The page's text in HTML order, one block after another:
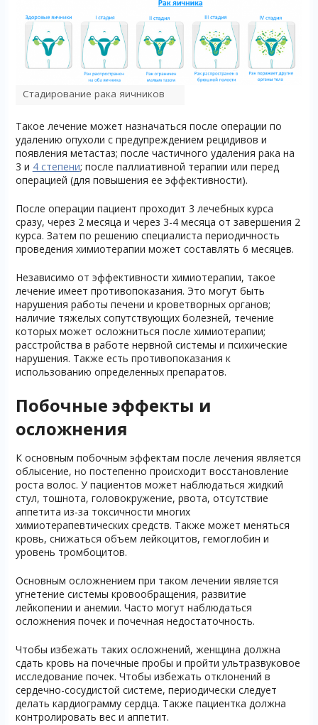
Стадирование рака яичников
Такое лечение может назначаться после операции по
удалению опухоли с предупреждением рецидивов и
появления метастаз; после частичного удаления рака на
3 и 4 степени; после паллиативной терапии или перед
операцией (для повышения ее эффективности).
После операции пациент проходит 3 лечебных курса
сразу, через 2 месяца и через 3-4 месяца от завершения 2
курса. Затем по решению специалиста периодичность
проведения химиотерапии может составлять 6 месяцев.
Независимо от эффективности химиотерапии, такое
лечение имеет противопоказания. Это могут быть
нарушения работы печени и кроветворных органов;
наличие тяжелых сопутствующих болезней, течение
которых может осложниться после химиотерапии;
расстройства в работе нервной системы и психические
нарушения. Также есть противопоказания к
использованию определенных препаратов.
Побочные эффекты и
осложнения
К основным побочным эффектам после лечения является
облысение, но постепенно происходит восстановление
роста волос. У пациентов может наблюдаться жидкий
стул, тошнота, головокружение, рвота, отсутствие
аппетита из-за токсичности многих
химиотерапевтических средств. Также может меняться
кровь, снижаться объем лейкоцитов, гемоглобин и
уровень тромбоцитов.
Основным осложнением при таком лечении является
угнетение системы кровообращения, развитие
лейкопении и анемии. Часто могут наблюдаться
осложнения почек и почечная недостаточность.
Чтобы избежать таких осложнений, женщина должна
сдать кровь на почечные пробы и пройти ультразвуковое
исследование почек. Чтобы избежать отклонений в
сердечно-сосудистой системе, периодически следует
делать кардиограмму сердца. Также пациентка должна
контролировать вес и аппетит.